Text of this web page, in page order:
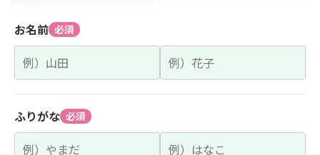
お名前 必須
ふりがな 必須